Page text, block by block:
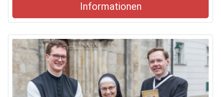
Informationen